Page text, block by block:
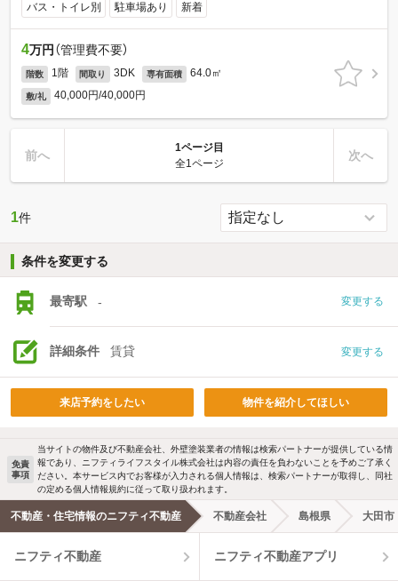
バス・トイレ別 駐車場あり 新着
4万円 （管理費不要）
階数 1階 間取り 3DK 専有面積 64.0㎡
敷/礼 40,000円/40,000円
前へ
1ページ目
全1ページ
次へ
1件
条件を変更する
最寄駅 - 変更する
詳細条件 賃貸 変更する
来店予約をしたい 物件を紹介してほしい
免責
事項
当サイトの物件及び不動産会社、外壁塗装業者の情報は検索パートナーが提供している情
報であり、ニフティライフスタイル株式会社は内容の責任を負わないことを予めご了承く
ださい。本サービス内でお客様が入力される個人情報は、検索パートナーが取得し、同社
の定める個人情報規約に従って取り扱われます。
不動産・住宅情報のニフティ不動産 不動産会社 島根県 大田市
ニフティ不動産 ニフティ不動産アプリ